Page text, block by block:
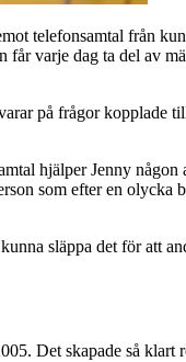
telefonsamtal från
varje dag ta del av
på frågor kopplade
hjälper Jenny
som efter en
släppa det för att
Det skapade så